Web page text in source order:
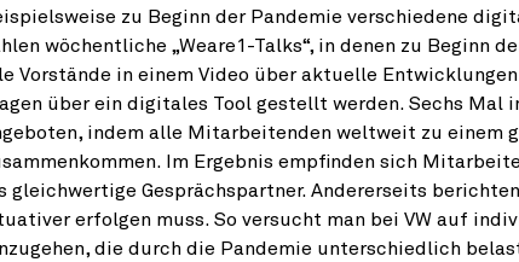
zu Beginn der Pandemie verschiedene
wöchentliche „Weare1-Talks“, in denen zu Beginn
Vorstände in einem Video über aktuelle
über ein digitales Tool gestellt werden. Sechs Mal
indem alle Mitarbeitenden weltweit zu einem
Im Ergebnis empfinden sich
gleichwertige Gesprächspartner. Andererseits
erfolgen muss. So versucht man bei VW auf
die durch die Pandemie unterschiedlich